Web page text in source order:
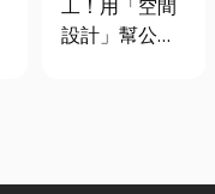
辦公桌椅、系
工！用「空間
設計」幫公司
公室時，常覺